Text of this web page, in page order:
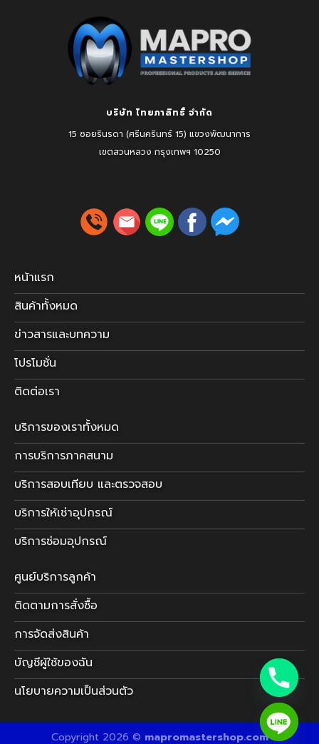
บริษัท ไทยภาสิทธิ์ จำกัด
15 ซอยรินรดา (ศรีนครินทร์ 15) แขวงพัฒนาการ
เขตสวนหลวง กรุงเทพฯ 10250
หน้าแรก
สินค้าทั้งหมด
ข่าวสารและบทความ
โปรโมชั่น
ติดต่อเรา
บริการของเราทั้งหมด
การบริการภาคสนาม
บริการสอบเทียบ และตรวจสอบ
บริการให้เช่าอุปกรณ์
บริการซ่อมอุปกรณ์
ศูนย์บริการลูกค้า
ติดตามการสั่งซื้อ
การจัดส่งสินค้า
บัญชีผู้ใช้ของฉัน
นโยบายความเป็นส่วนตัว
Copyright 2026 © mapromastershop.com